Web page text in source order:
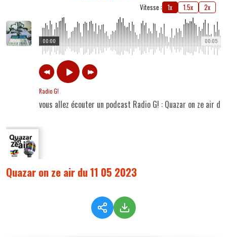
Vitesse : 1x 1.5x 2x
00:05
00:00
Radio G!
vous allez écouter un podcast Radio G! : Quazar on ze air
Quazar on ze air du 11 05 2023